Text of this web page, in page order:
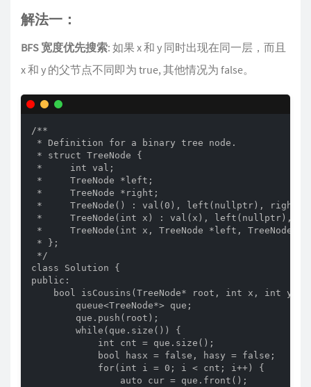
解法一：
BFS 宽度优先搜索: 如果 x 和 y 同时出现在同一层，而且
x 和 y 的父节点不同即为 true, 其他情况为 false。
/**
* Definition for a binary tree node.
* struct TreeNode {
*     int val;
*     TreeNode *left;
*     TreeNode *right;
*     TreeNode() : val(0), left(nullptr),
*     TreeNode(int x) : val(x), left(nullptr),
*     TreeNode(int x, TreeNode *left,
* };
*/
class Solution {
public:
    bool isCousins(TreeNode* root, int x, int y) {
        queue<TreeNode*> que;
        que.push(root);
        while(que.size()) {
            int cnt = que.size();
            bool hasx = false, hasy = false;
            for(int i = 0; i < cnt; i++) {
                auto cur = que.front();